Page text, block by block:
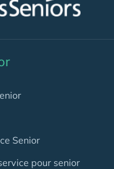
Senior
pour senior